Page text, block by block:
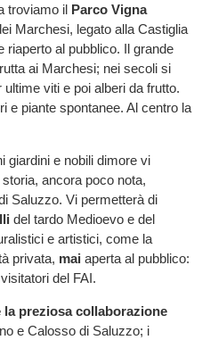
troviamo il Parco Vigna
Marchesi, legato alla Castiglia
riaperto al pubblico. Il grande
ai Marchesi; nei secoli si
viti e poi alberi da frutto.
e piante spontanee. Al centro la
giardini e nobili dimore vi
ancora poco nota,
Saluzzo. Vi permetterà di
del tardo Medioevo e del
e artistici, come la
privata, mai aperta al pubblico:
del FAI.
la preziosa collaborazione
e Calosso di Saluzzo; i